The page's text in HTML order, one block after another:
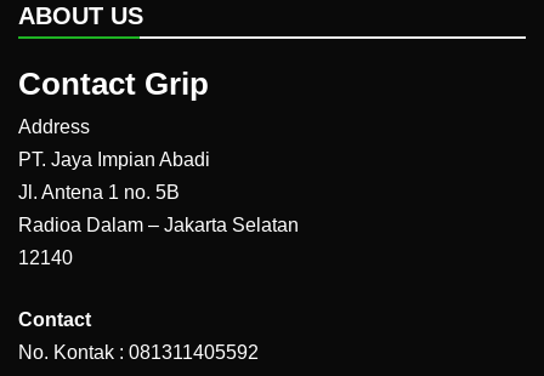
ABOUT US
Contact Grip
Address
PT. Jaya Impian Abadi
Jl. Antena 1 no. 5B
Radioa Dalam – Jakarta Selatan
12140
Contact
No. Kontak : 081311405592